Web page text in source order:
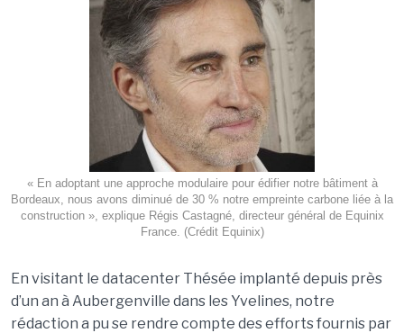
« En adoptant une approche modulaire pour édifier notre bâtiment à
Bordeaux, nous avons diminué de 30 % notre empreinte carbone liée à la
construction », explique Régis Castagné, directeur général de Equinix
France. (Crédit Equinix)
En visitant le datacenter Thésée implanté depuis près
d’un an à Aubergenville dans les Yvelines, notre
rédaction a pu se rendre compte des efforts fournis par